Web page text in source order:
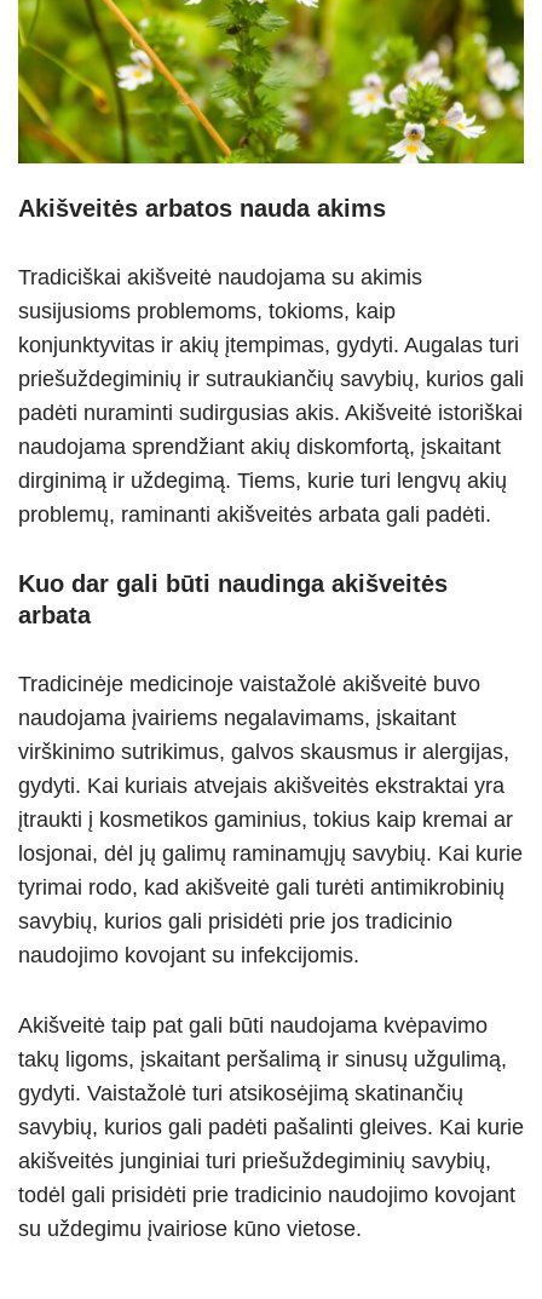
Akišveitės arbatos nauda akims
Tradiciškai akišveitė naudojama su akimis
susijusioms problemoms, tokioms, kaip
konjunktyvitas ir akių įtempimas, gydyti. Augalas turi
priešuždegiminių ir sutraukiančių savybių, kurios gali
padėti nuraminti sudirgusias akis. Akišveitė istoriškai
naudojama sprendžiant akių diskomfortą, įskaitant
dirginimą ir uždegimą. Tiems, kurie turi lengvų akių
problemų, raminanti akišveitės arbata gali padėti.
Kuo dar gali būti naudinga akišveitės
arbata
Tradicinėje medicinoje vaistažolė akišveitė buvo
naudojama įvairiems negalavimams, įskaitant
virškinimo sutrikimus, galvos skausmus ir alergijas,
gydyti. Kai kuriais atvejais akišveitės ekstraktai yra
įtraukti į kosmetikos gaminius, tokius kaip kremai ar
losjonai, dėl jų galimų raminamųjų savybių. Kai kurie
tyrimai rodo, kad akišveitė gali turėti antimikrobinių
savybių, kurios gali prisidėti prie jos tradicinio
naudojimo kovojant su infekcijomis.
Akišveitė taip pat gali būti naudojama kvėpavimo
takų ligoms, įskaitant peršalimą ir sinusų užgulimą,
gydyti. Vaistažolė turi atsikosėjimą skatinančių
savybių, kurios gali padėti pašalinti gleives. Kai kurie
akišveitės junginiai turi priešuždegiminių savybių,
todėl gali prisidėti prie tradicinio naudojimo kovojant
su uždegimu įvairiose kūno vietose.